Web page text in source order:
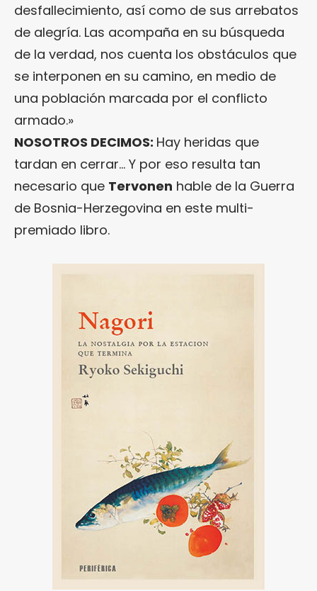
desfallecimiento, así como de sus arrebatos
de alegría. Las acompaña en su búsqueda
de la verdad, nos cuenta los obstáculos que
se interponen en su camino, en medio de
una población marcada por el conflicto
armado.»
NOSOTROS DECIMOS: Hay heridas que
tardan en cerrar… Y por eso resulta tan
necesario que Tervonen hable de la Guerra
de Bosnia-Herzegovina en este multi-
premiado libro.